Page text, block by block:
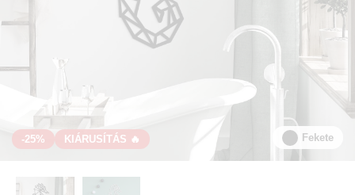
-25% KIÁRUSÍTÁS 🔥 Fekete